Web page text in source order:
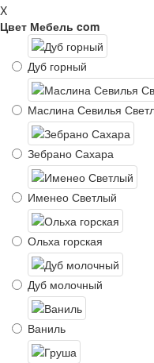
X
Цвет Мебель com
Дуб горный
Маслина Севилья
Зебрано Сахара
Именео Светлый
Ольха горская
Дуб молочный
Ваниль